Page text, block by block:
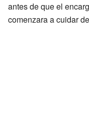
antes de que el
comenzara a cuidar